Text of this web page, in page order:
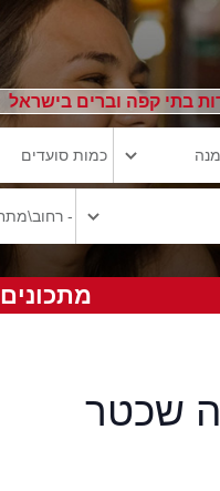
בתי קפה וברים בישראל
מתכונים
שכטר